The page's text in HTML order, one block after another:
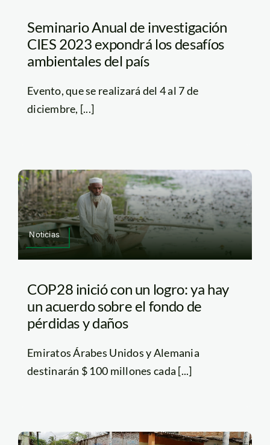
Seminario Anual de investigación
CIES 2023 expondrá los desafíos
ambientales del país
Evento, que se realizará del 4 al 7 de
diciembre, [...]
Noticias
COP28 inició con un logro: ya hay
un acuerdo sobre el fondo de
pérdidas y daños
Emiratos Árabes Unidos y Alemania
destinarán $ 100 millones cada [...]